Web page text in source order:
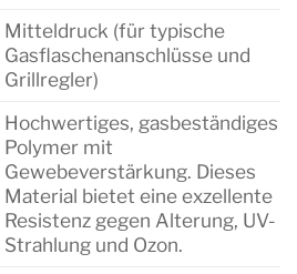
Mitteldruck (für typische
Gasflaschenanschlüsse und
Grillregler)
Hochwertiges, gasbeständiges
Polymer mit
Gewebeverstärkung. Dieses
Material bietet eine exzellente
Resistenz gegen Alterung, UV-
Strahlung und Ozon.